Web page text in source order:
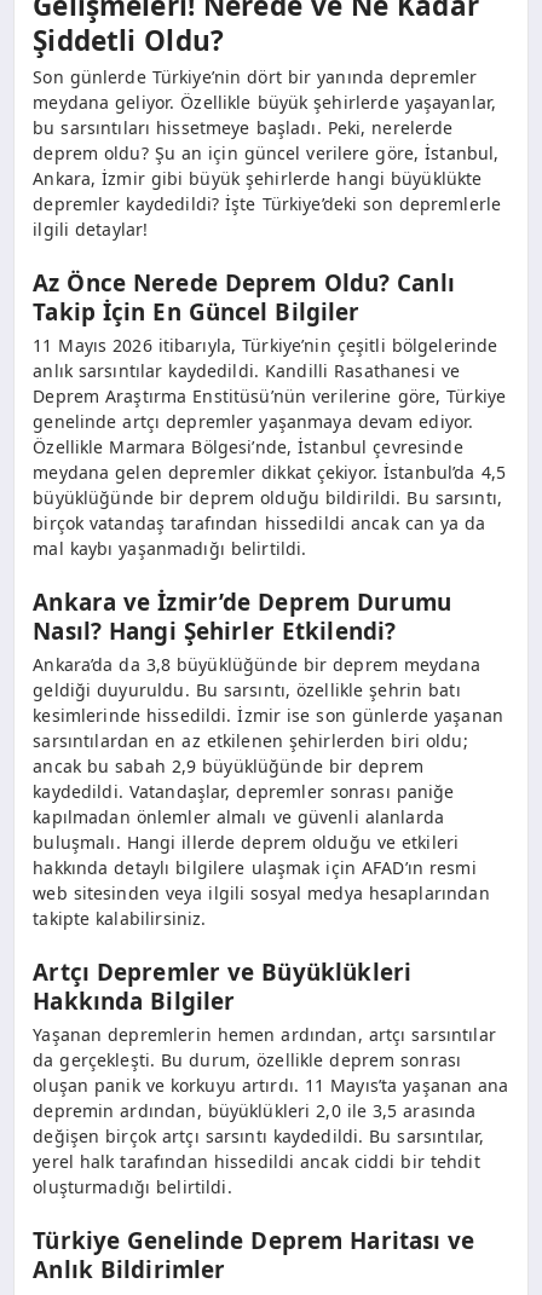
Şiddetli Oldu?
Son günlerde Türkiye’nin dört bir yanında depremler
meydana geliyor. Özellikle büyük şehirlerde yaşayanlar,
bu sarsıntıları hissetmeye başladı. Peki, nerelerde
deprem oldu? Şu an için güncel verilere göre, İstanbul,
Ankara, İzmir gibi büyük şehirlerde hangi büyüklükte
depremler kaydedildi? İşte Türkiye’deki son depremlerle
ilgili detaylar!
Az Önce Nerede Deprem Oldu? Canlı
Takip İçin En Güncel Bilgiler
11 Mayıs 2026 itibarıyla, Türkiye’nin çeşitli bölgelerinde
anlık sarsıntılar kaydedildi. Kandilli Rasathanesi ve
Deprem Araştırma Enstitüsü’nün verilerine göre, Türkiye
genelinde artçı depremler yaşanmaya devam ediyor.
Özellikle Marmara Bölgesi’nde, İstanbul çevresinde
meydana gelen depremler dikkat çekiyor. İstanbul’da 4,5
büyüklüğünde bir deprem olduğu bildirildi. Bu sarsıntı,
birçok vatandaş tarafından hissedildi ancak can ya da
mal kaybı yaşanmadığı belirtildi.
Ankara ve İzmir’de Deprem Durumu
Nasıl? Hangi Şehirler Etkilendi?
Ankara’da da 3,8 büyüklüğünde bir deprem meydana
geldiği duyuruldu. Bu sarsıntı, özellikle şehrin batı
kesimlerinde hissedildi. İzmir ise son günlerde yaşanan
sarsıntılardan en az etkilenen şehirlerden biri oldu;
ancak bu sabah 2,9 büyüklüğünde bir deprem
kaydedildi. Vatandaşlar, depremler sonrası paniğe
kapılmadan önlemler almalı ve güvenli alanlarda
buluşmalı. Hangi illerde deprem olduğu ve etkileri
hakkında detaylı bilgilere ulaşmak için AFAD’ın resmi
web sitesinden veya ilgili sosyal medya hesaplarından
takipte kalabilirsiniz.
Artçı Depremler ve Büyüklükleri
Hakkında Bilgiler
Yaşanan depremlerin hemen ardından, artçı sarsıntılar
da gerçekleşti. Bu durum, özellikle deprem sonrası
oluşan panik ve korkuyu artırdı. 11 Mayıs’ta yaşanan ana
depremin ardından, büyüklükleri 2,0 ile 3,5 arasında
değişen birçok artçı sarsıntı kaydedildi. Bu sarsıntılar,
yerel halk tarafından hissedildi ancak ciddi bir tehdit
oluşturmadığı belirtildi.
Türkiye Genelinde Deprem Haritası ve
Anlık Bildirimler